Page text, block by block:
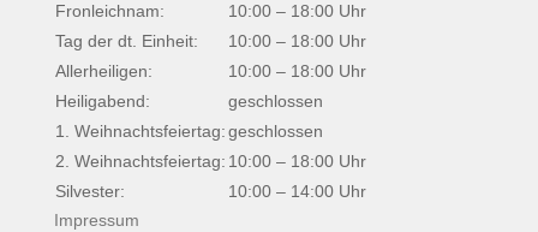
Fronleichnam:
10:00 – 18:00 Uhr
Tag der dt. Einheit:
10:00 – 18:00 Uhr
Allerheiligen:
10:00 – 18:00 Uhr
Heiligabend:
geschlossen
1. Weihnachtsfeiertag:geschlossen
2. Weihnachtsfeiertag: 10:00 – 18:00 Uhr
Silvester:
10:00 – 14:00 Uhr
Impressum